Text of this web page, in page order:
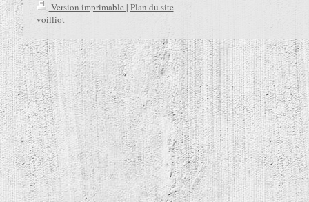
Version imprimable | Plan du site
voilliot